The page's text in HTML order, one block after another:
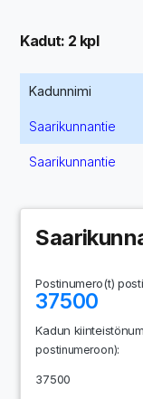
Kadut: 2 kpl
Kadunnimi
Saarikunnantie
Saarikunnantie
Postinumero(t)
37500
Kadun
postinumeroon):
37500